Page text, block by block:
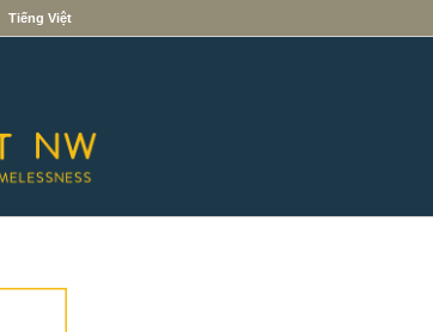
Tiếng Việt